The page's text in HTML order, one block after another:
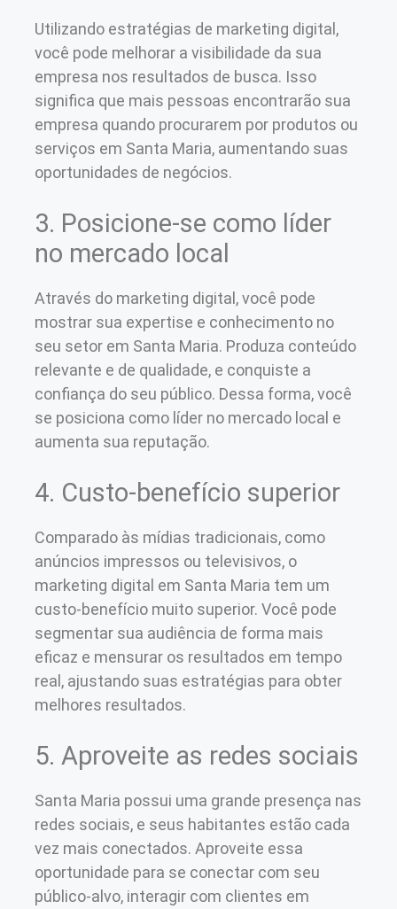
Utilizando estratégias de marketing digital,
você pode melhorar a visibilidade da sua
empresa nos resultados de busca. Isso
significa que mais pessoas encontrarão sua
empresa quando procurarem por produtos ou
serviços em Santa Maria, aumentando suas
oportunidades de negócios.
3. Posicione-se como líder
no mercado local
Através do marketing digital, você pode
mostrar sua expertise e conhecimento no
seu setor em Santa Maria. Produza conteúdo
relevante e de qualidade, e conquiste a
confiança do seu público. Dessa forma, você
se posiciona como líder no mercado local e
aumenta sua reputação.
4. Custo-benefício superior
Comparado às mídias tradicionais, como
anúncios impressos ou televisivos, o
marketing digital em Santa Maria tem um
custo-benefício muito superior. Você pode
segmentar sua audiência de forma mais
eficaz e mensurar os resultados em tempo
real, ajustando suas estratégias para obter
melhores resultados.
5. Aproveite as redes sociais
Santa Maria possui uma grande presença nas
redes sociais, e seus habitantes estão cada
vez mais conectados. Aproveite essa
oportunidade para se conectar com seu
público-alvo, interagir com clientes em